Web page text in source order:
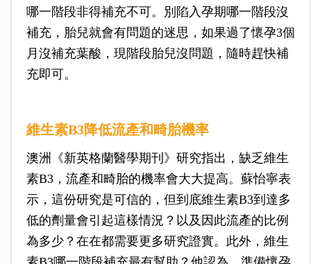
哪一階段非得補充不可。別陷入孕期哪一階段沒
補充，胎兒就會有問題的迷思，如果過了懷孕3個
月沒補充葉酸，現階段胎兒沒問題，隨時趕快補
充即可。
維生素B3降低流產和畸胎機率
澳洲《新英格蘭醫學期刊》研究指出，缺乏維生
素B3，流產和畸胎的機率會大大提高。蘇怡寧表
示，這份研究是可信的，但到底維生素B3到達多
低的劑量會引起這樣情況？以及因此流產的比例
為多少？在在都需要更多研究證實。此外，維生